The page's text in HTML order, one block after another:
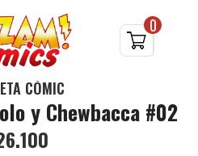
0
CÓMIC
y Chewbacca #02